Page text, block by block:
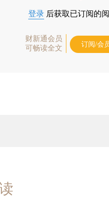
登录 后获取已订阅的
财新通会员
可畅读全文
订阅/会